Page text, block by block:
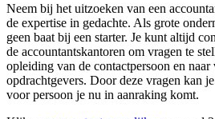
Neem bij het uitzoeken van een
de expertise in gedachte. Als grote
geen baat bij een starter. Je kunt altijd
de accountantskantoren om vragen te
opleiding van de contactpersoon en naar
opdrachtgevers. Door deze vragen kan
voor persoon je nu in aanraking komt.